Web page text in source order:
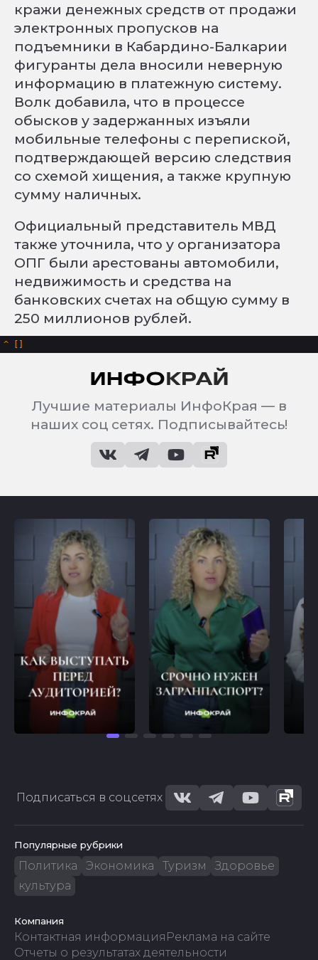
кражи денежных средств от продажи
электронных пропусков на
подъемники в Кабардино-Балкарии
фигуранты дела вносили неверную
информацию в платежную систему.
Волк добавила, что в процессе
обысков у задержанных изъяли
мобильные телефоны с перепиской,
подтверждающей версию следствия
со схемой хищения, а также крупную
сумму наличных.
Официальный представитель МВД
также уточнила, что у организатора
ОПГ были арестованы автомобили,
недвижимость и средства на
банковских счетах на общую сумму в
250 миллионов рублей.
^
Лучшие материалы ИнфоКрая — в
наших соц сетях. Подписывайтесь!
Подписаться в соцсетях
Популярные рубрики
Политика Экономика Туризм
Здоровье
культура
Компания
Контактная информация Реклама на сайте
Отчеты о результатах деятельности